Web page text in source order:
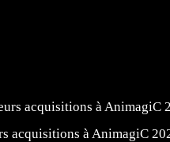
acquisitions à AnimagiC